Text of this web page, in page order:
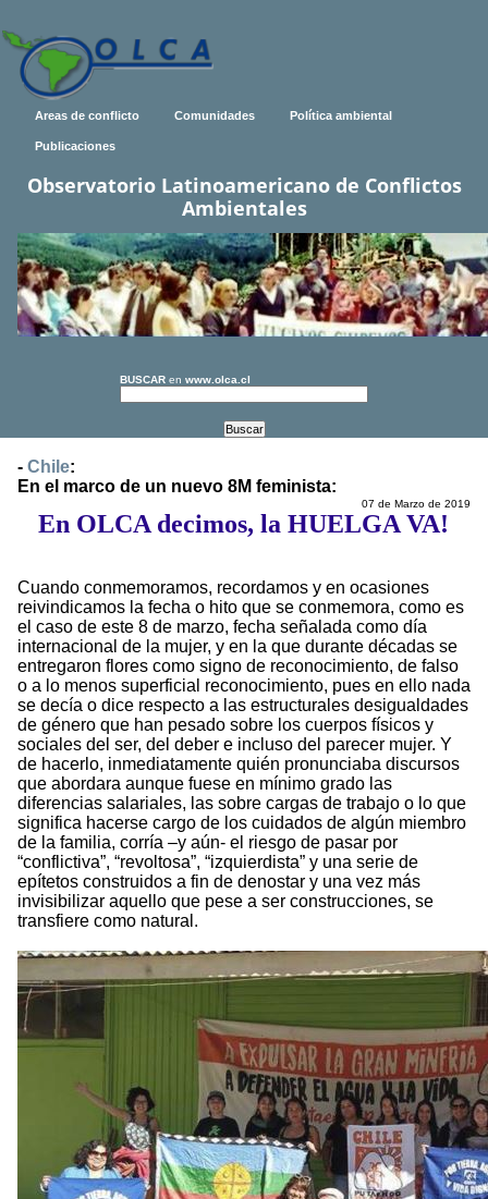
Areas de conflicto Comunidades Política ambiental
Publicaciones
Observatorio Latinoamericano de Conflictos
Ambientales
BUSCAR en www.olca.cl
- Chile:
En el marco de un nuevo 8M feminista:
07 de Marzo de 2019
En OLCA decimos, la HUELGA VA!
Cuando conmemoramos, recordamos y en ocasiones
reivindicamos la fecha o hito que se conmemora, como es
el caso de este 8 de marzo, fecha señalada como día
internacional de la mujer, y en la que durante décadas se
entregaron flores como signo de reconocimiento, de falso
o a lo menos superficial reconocimiento, pues en ello nada
se decía o dice respecto a las estructurales desigualdades
de género que han pesado sobre los cuerpos físicos y
sociales del ser, del deber e incluso del parecer mujer. Y
de hacerlo, inmediatamente quién pronunciaba discursos
que abordara aunque fuese en mínimo grado las
diferencias salariales, las sobre cargas de trabajo o lo que
significa hacerse cargo de los cuidados de algún miembro
de la familia, corría –y aún- el riesgo de pasar por
“conflictiva”, “revoltosa”, “izquierdista” y una serie de
epítetos construidos a fin de denostar y una vez más
invisibilizar aquello que pese a ser construcciones, se
transfiere como natural.